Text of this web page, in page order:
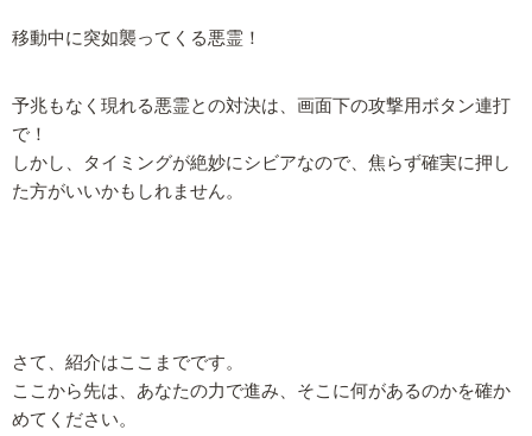
移動中に突如襲ってくる悪霊！
予兆もなく現れる悪霊との対決は、画面下の攻撃用ボタン連打
で！
しかし、タイミングが絶妙にシビアなので、焦らず確実に押し
た方がいいかもしれません。
さて、紹介はここまでです。
ここから先は、あなたの力で進み、そこに何があるのかを確か
めてください。